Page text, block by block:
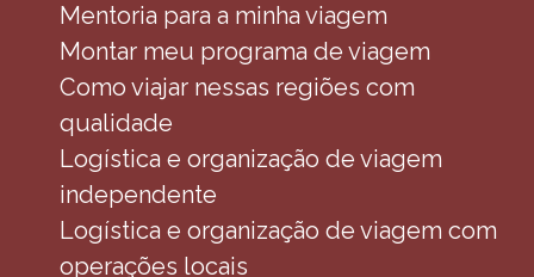
Mentoria para a minha viagem
Montar meu programa de viagem
Como viajar nessas regiões com
qualidade
Logística e organização de viagem
independente
Logística e organização de viagem com
operações locais